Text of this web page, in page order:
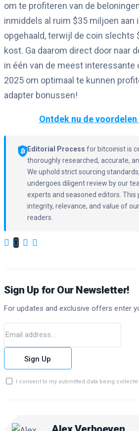
om te profiteren van de
inmiddels al ruim $35 miljoen aan
opgehaald, terwijl de coin slechts
kost. Ga daarom direct door naar
in één van de meest interessante
2025 om optimaal te kunnen
adapter bonussen!
Ontdek nu de voordelen
Editorial Process for bitcoinist is
thoroughly researched, accurate,
We uphold strict sourcing
undergoes diligent review by our
experts and seasoned editors. This
integrity, relevance, and value of
readers.
Sign Up for Our Newsletter!
For updates and exclusive offers enter
Sign Up
I consent to my submitted data being